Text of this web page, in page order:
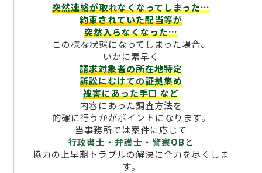
突然連絡が取れなくなってしまった…
約束されていた配当等が
突然入らなくなった…
この様な状態になってしまった場合、
いかに素早く
請求対象者の所在地特定
訴訟にむけての証拠集め
被害にあった手口など
内容にあった調査方法を
的確に行うかがポイントになります。
当事務所では案件に応じて
行政書士・弁護士・警察OBと
協力の上早期トラブルの解決に全力を尽くしま
す。